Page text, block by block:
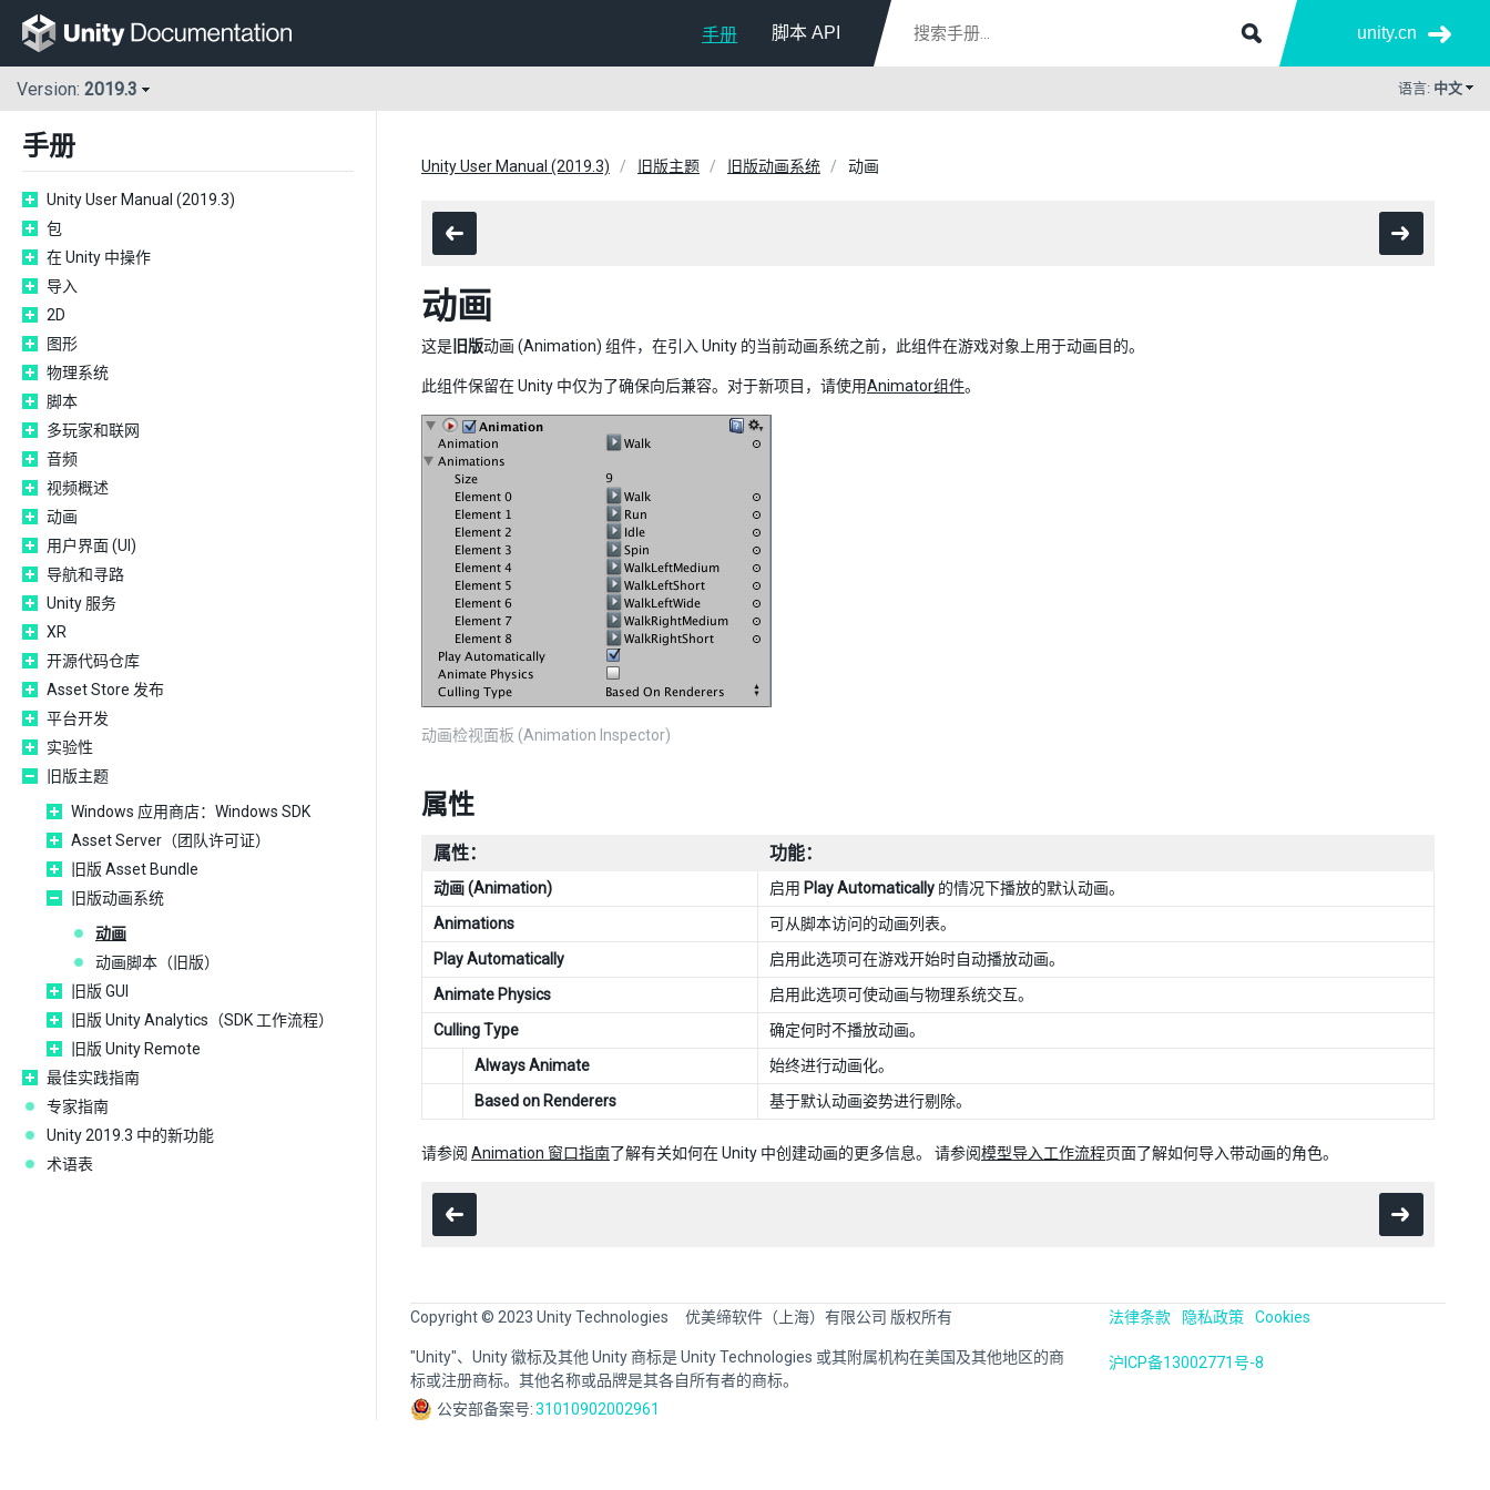
手册 脚本 API unity.cn
Version: 2019.3 语言: 中文
手册
Unity User Manual (2019.3)
包
在 Unity 中操作
导入
2D
图形
物理系统
脚本
多玩家和联网
音频
视频概述
动画
用户界面 (UI)
导航和寻路
Unity 服务
XR
开源代码仓库
Asset Store 发布
平台开发
实验性
旧版主题
Windows 应用商店：Windows SDK
Asset Server（团队许可证）
旧版 Asset Bundle
旧版动画系统
动画
动画脚本（旧版）
旧版 GUI
旧版 Unity Analytics（SDK 工作流程）
旧版 Unity Remote
最佳实践指南
专家指南
Unity 2019.3 中的新功能
术语表
Unity User Manual (2019.3) 旧版主题 旧版动画系统 动画
动画
这是 旧版动画 (Animation) 组件，在引入 Unity 的当前动画系统之前，此组件在游戏对象上用于动画目的。
此组件保留在 Unity 中仅为了确保向后兼容。对于新项目，请使用Animator组件。
动画检视面板 (Animation Inspector)
属性
属性： 功能：
动画 (Animation) 启用 Play Automatically 的情况下播放的默认动画。
Animations
可从脚本访问的动画列表。
Play Automatically
启用此选项可在游戏开始时自动播放动画。
Animate Physics
启用此选项可使动画与物理系统交互。
Culling Type
确定何时不播放动画。
Always Animate
始终进行动画化。
Based on Renderers
基于默认动画姿势进行剔除。
请参阅 Animation 窗口指南了解有关如何在 Unity 中创建动画的更多信息。 请参阅模型导入工作流程页面了解如何导入带动画的角色。
Copyright © 2023 Unity Technologies 优美缔软件（上海）有限公司 版权所有
"Unity"、Unity 徽标及其他 Unity 商标是 Unity Technologies 或其附属机构在美国及其他地区的商
标或注册商标。其他名称或品牌是其各自所有者的商标。
公安部备案号:31010902002961
法律条款 隐私政策 Cookies
沪ICP备13002771号-8